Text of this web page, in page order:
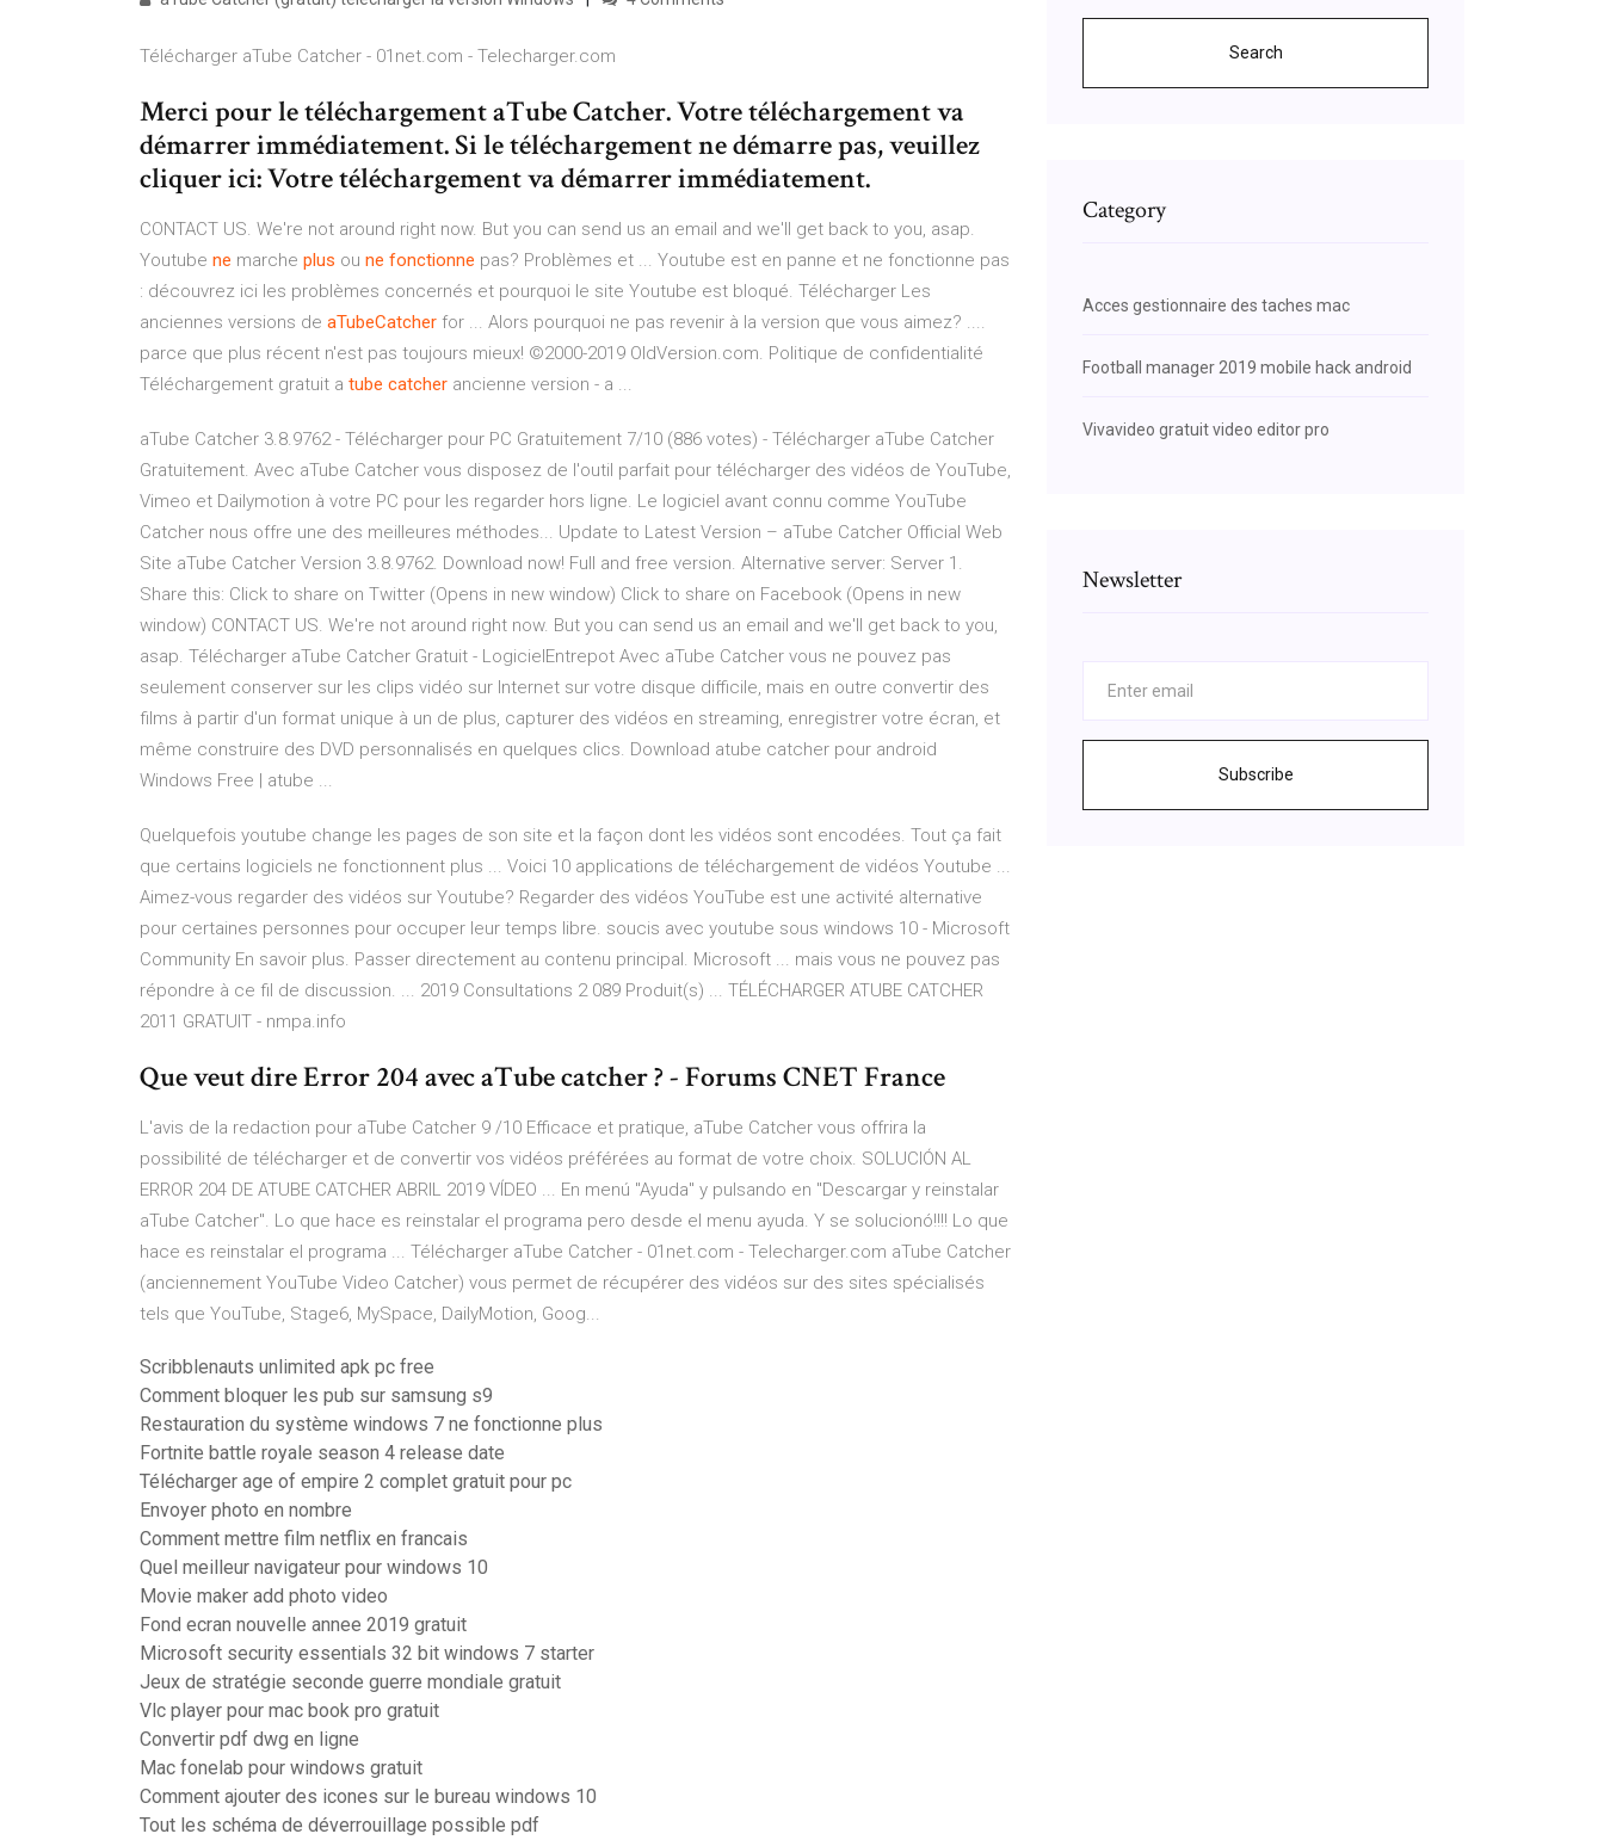
Télécharger aTube Catcher - 01net.com - Telecharger.com
Merci pour le téléchargement aTube Catcher. Votre téléchargement va
démarrer immédiatement. Si le téléchargement ne démarre pas, veuillez
cliquer ici: Votre téléchargement va démarrer immédiatement.
CONTACT US. We're not around right now. But you can send us an email and we'll get back to you, asap.
Youtube ne marche plus ou ne fonctionne pas? Problèmes et ... Youtube est en panne et ne fonctionne pas
: découvrez ici les problèmes concernés et pourquoi le site Youtube est bloqué. Télécharger Les
anciennes versions de aTubeCatcher for ... Alors pourquoi ne pas revenir à la version que vous aimez? ....
parce que plus récent n'est pas toujours mieux! ©2000-2019 OldVersion.com. Politique de confidentialité
Téléchargement gratuit a tube catcher ancienne version - a ...
aTube Catcher 3.8.9762 - Télécharger pour PC Gratuitement 7/10 (886 votes) - Télécharger aTube Catcher
Gratuitement. Avec aTube Catcher vous disposez de l'outil parfait pour télécharger des vidéos de YouTube,
Vimeo et Dailymotion à votre PC pour les regarder hors ligne. Le logiciel avant connu comme YouTube
Catcher nous offre une des meilleures méthodes... Update to Latest Version – aTube Catcher Official Web
Site aTube Catcher Version 3.8.9762. Download now! Full and free version. Alternative server: Server 1.
Share this: Click to share on Twitter (Opens in new window) Click to share on Facebook (Opens in new
window) CONTACT US. We're not around right now. But you can send us an email and we'll get back to you,
asap. Télécharger aTube Catcher Gratuit - LogicielEntrepot Avec aTube Catcher vous ne pouvez pas
seulement conserver sur les clips vidéo sur Internet sur votre disque difficile, mais en outre convertir des
films à partir d'un format unique à un de plus, capturer des vidéos en streaming, enregistrer votre écran, et
même construire des DVD personnalisés en quelques clics. Download atube catcher pour android
Windows Free | atube ...
Quelquefois youtube change les pages de son site et la façon dont les vidéos sont encodées. Tout ça fait
que certains logiciels ne fonctionnent plus ... Voici 10 applications de téléchargement de vidéos Youtube ...
Aimez-vous regarder des vidéos sur Youtube? Regarder des vidéos YouTube est une activité alternative
pour certaines personnes pour occuper leur temps libre. soucis avec youtube sous windows 10 - Microsoft
Community En savoir plus. Passer directement au contenu principal. Microsoft ... mais vous ne pouvez pas
répondre à ce fil de discussion. ... 2019 Consultations 2 089 Produit(s) ... TÉLÉCHARGER ATUBE CATCHER
2011 GRATUIT - nmpa.info
Que veut dire Error 204 avec aTube catcher ? - Forums CNET France
L'avis de la redaction pour aTube Catcher 9 /10 Efficace et pratique, aTube Catcher vous offrira la
possibilité de télécharger et de convertir vos vidéos préférées au format de votre choix. ️SOLUCIÓN AL
ERROR 204 DE ATUBE CATCHER ABRIL 2019 VÍDEO ... En menú "Ayuda" y pulsando en "Descargar y reinstalar
aTube Catcher". Lo que hace es reinstalar el programa pero desde el menu ayuda. Y se solucionó!!!! Lo que
hace es reinstalar el programa ... Télécharger aTube Catcher - 01net.com - Telecharger.com aTube Catcher
(anciennement YouTube Video Catcher) vous permet de récupérer des vidéos sur des sites spécialisés
tels que YouTube, Stage6, MySpace, DailyMotion, Goog...
Scribblenauts unlimited apk pc free
Comment bloquer les pub sur samsung s9
Restauration du système windows 7 ne fonctionne plus
Fortnite battle royale season 4 release date
Télécharger age of empire 2 complet gratuit pour pc
Envoyer photo en nombre
Comment mettre film netflix en francais
Quel meilleur navigateur pour windows 10
Movie maker add photo video
Fond ecran nouvelle annee 2019 gratuit
Microsoft security essentials 32 bit windows 7 starter
Jeux de stratégie seconde guerre mondiale gratuit
Vlc player pour mac book pro gratuit
Convertir pdf dwg en ligne
Mac fonelab pour windows gratuit
Comment ajouter des icones sur le bureau windows 10
Tout les schéma de déverrouillage possible pdf
Search
Category
Acces gestionnaire des taches mac
Football manager 2019 mobile hack android
Vivavideo gratuit video editor pro
Newsletter
Subscribe